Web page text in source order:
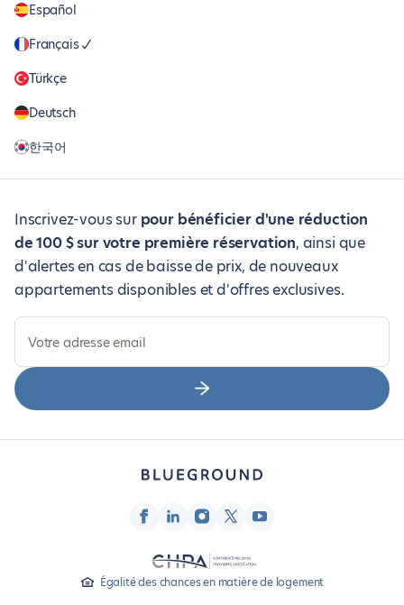
Español
Français
Türkçe
Deutsch
한국어
Inscrivez-vous sur pour bénéficier d'une réduction
de 100 $ sur votre première réservation, ainsi que
d'alertes en cas de baisse de prix, de nouveaux
appartements disponibles et d'offres exclusives.
Votre adresse email
Égalité des chances en matière de logement